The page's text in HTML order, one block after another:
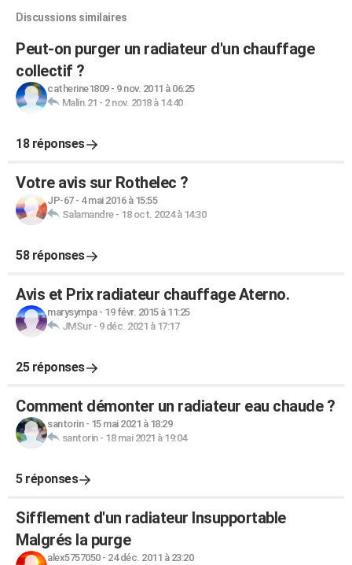
Discussions similaires
Peut-on purger un radiateur d'un chauffage
collectif ?
catherine1809- 9 nov. 2011 à 06:25
Malin.21 - 2 nov. 2018 à 14:40
18 réponses
Votre avis sur Rothelec ?
JP-67- 4 mai 2016 à 15:55
Salamandre- 18 oct. 2024 à 14:30
58 réponses
Avis et Prix radiateur chauffage Aterno.
marysympa- 19 févr. 2015 à 11:25
JMSur- 9 déc. 2021 à 17:17
25 réponses
Comment démonter un radiateur eau chaude ?
santorin- 15 mai 2021 à 18:29
santorin- 18 mai 2021 à 19:04
5 réponses
Sifflement d'un radiateur Insupportable
Malgrés la purge
alex5757050- 24 déc. 2011 à 23:20